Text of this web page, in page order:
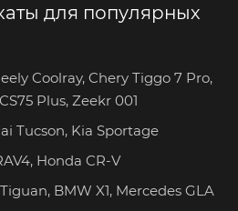
для популярных
Coolray, Chery Tiggo 7 Pro,
Plus, Zeekr 001
Tucson, Kia Sportage
Honda CR-V
BMW X1, Mercedes GLA